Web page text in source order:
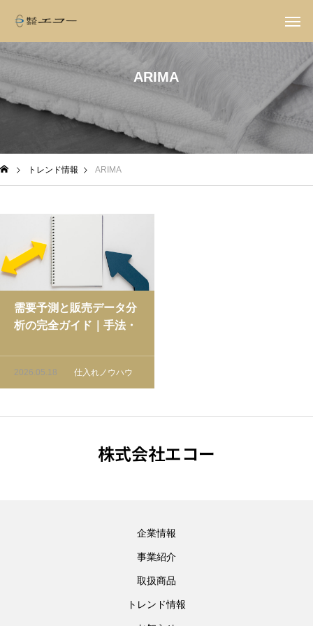
ARIMA
トレンド情報 ARIMA
需要予測と販売データ分
析の完全ガイド｜手法・
解説
2026.05.18 仕入れノウハウ
株式会社エコー
企業情報
事業紹介
取扱商品
トレンド情報